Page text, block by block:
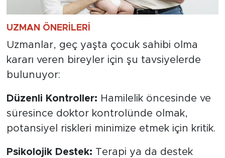
UZMAN ÖNERİLERİ
Uzmanlar, geç yaşta çocuk sahibi olma
kararı veren bireyler için şu tavsiyelerde
bulunuyor:
Düzenli Kontroller: Hamilelik öncesinde ve
süresince doktor kontrolünde olmak,
potansiyel riskleri minimize etmek için kritik.
Psikolojik Destek: Terapi ya da destek